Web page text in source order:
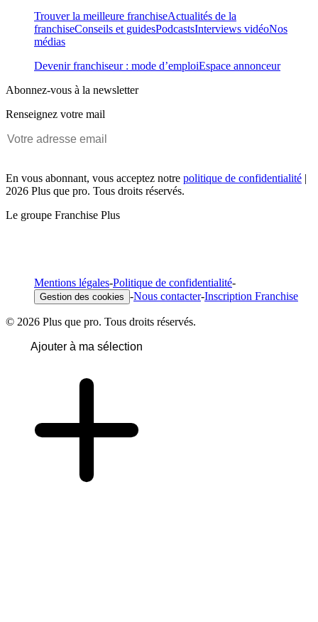
Trouver la meilleure franchiseActualités de la
franchiseConseils et guidesPodcastsInterviews vidéoNos
médias
Devenir franchiseur : mode d’emploiEspace annonceur
Abonnez-vous à la newsletter
Renseignez votre mail
En vous abonnant, vous acceptez notre politique de confidentialité |
2026 Plus que pro. Tous droits réservés.
Le groupe Franchise Plus
Mentions légales-Politique de confidentialité-
Gestion des cookies -Nous contacter-Inscription Franchise
© 2026 Plus que pro. Tous droits réservés.
Ajouter à ma sélection